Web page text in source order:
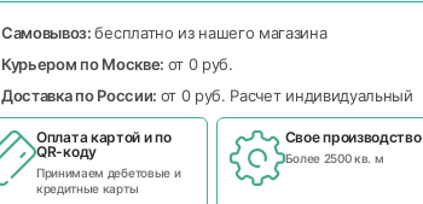
Самовывоз:бесплатно из нашего магазина
Курьером по Москве: от 0 руб.
Доставка по России: от 0 руб. Расчет индивидуальный
Оплата картой и по
QR-коду
Принимаем дебетовые и
кредитные карты
Свое производство
Более 2500 кв. м